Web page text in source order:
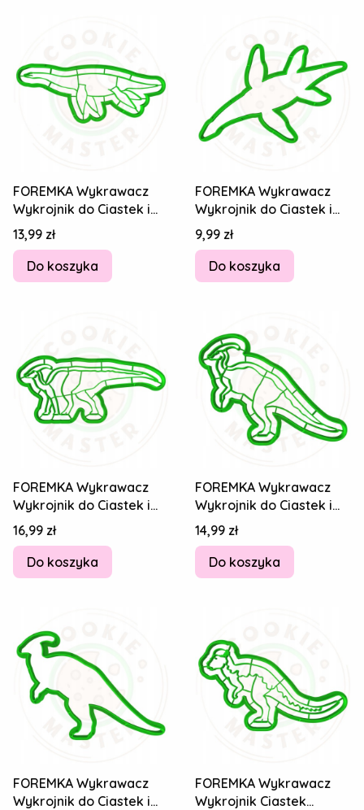
FOREMKA Wykrawacz
Wykrojnik do Ciastek i
Pierników DINOZAUR
Plezjozaur 14cm
Cena
13,99 zł
Do koszyka
FOREMKA Wykrawacz
Wykrojnik do Ciastek i
Pierników DINOZAUR
Plezjozaur 14cm
Cena
9,99 zł
Do koszyka
FOREMKA Wykrawacz
Wykrojnik do Ciastek i
Pierników DINOZAUR -
Parazaur 14cm
Cena
16,99 zł
Do koszyka
FOREMKA Wykrawacz
Wykrojnik do Ciastek i
Pierników DINOZAUR -
Parazaur 14cm
Cena
14,99 zł
Do koszyka
FOREMKA Wykrawacz
Wykrojnik do Ciastek i
FOREMKA Wykrawacz
Wykrojnik Ciastek